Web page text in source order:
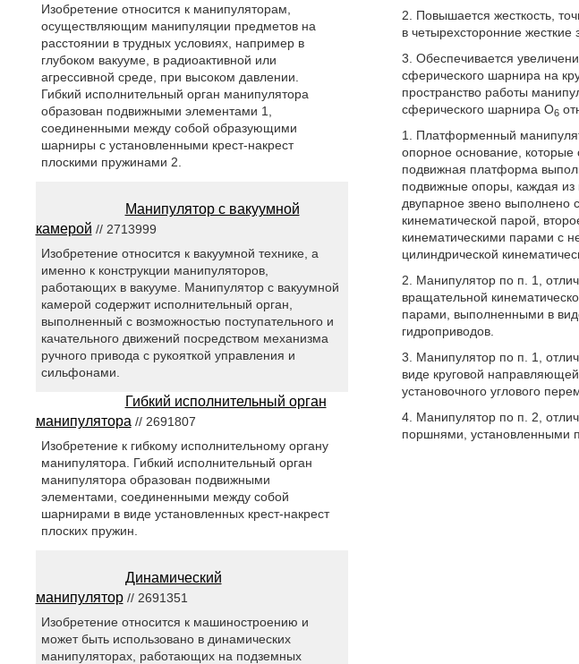
2. Повышается жесткость,
в четырехсторонние
3. Обеспечивается
сферического шарнира на
пространство работы
сферического шарнира O6
1. Платформенный
опорное основание,
подвижная платформа
подвижные опоры, каждая из
двупарное звено выполнено
кинематической парой,
кинематическими парами с
цилиндрической
2. Манипулятор по п. 1,
вращательной
парами, выполненными в
гидроприводов.
3. Манипулятор по п. 1,
виде круговой
установочного углового
4. Манипулятор по п. 2,
поршнями, установленными
Изобретение относится к манипуляторам,
осуществляющим манипуляции предметов на
расстоянии в трудных условиях, например в
глубоком вакууме, в радиоактивной или
агрессивной среде, при высоком давлении.
Гибкий исполнительный орган манипулятора
образован подвижными элементами 1,
соединенными между собой образующими
шарниры с установленными крест-накрест
плоскими пружинами 2.
Манипулятор с вакуумной
камерой // 2713999
Изобретение относится к вакуумной технике, а
именно к конструкции манипуляторов,
работающих в вакууме. Манипулятор с вакуумной
камерой содержит исполнительный орган,
выполненный с возможностью поступательного и
качательного движений посредством механизма
ручного привода с рукояткой управления и
сильфонами.
Гибкий исполнительный орган
манипулятора // 2691807
Изобретение к гибкому исполнительному органу
манипулятора. Гибкий исполнительный орган
манипулятора образован подвижными
элементами, соединенными между собой
шарнирами в виде установленных крест-накрест
плоских пружин.
Динамический
манипулятор// 2691351
Изобретение относится к машиностроению и
может быть использовано в динамических
манипуляторах, работающих на подземных